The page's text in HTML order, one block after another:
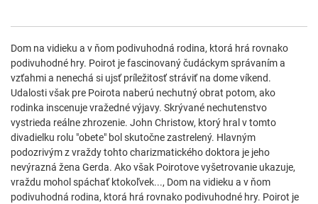
Dom na vidieku a v ňom podivuhodná rodina, ktorá hrá rovnako
podivuhodné hry. Poirot je fascinovaný čudáckym správaním a
vzťahmi a nenechá si ujsť príležitosť stráviť na dome víkend.
Udalosti však pre Poirota naberú nechutný obrat potom, ako
rodinka inscenuje vražedné výjavy. Skrývané nechutenstvo
vystrieda reálne zhrozenie. John Christow, ktorý hral v tomto
divadielku rolu "obete" bol skutočne zastrelený. Hlavným
podozrivým z vraždy tohto charizmatického doktora je jeho
nevýrazná žena Gerda. Ako však Poirotove vyšetrovanie ukazuje,
vraždu mohol spáchať ktokoľvek..., Dom na vidieku a v ňom
podivuhodná rodina, ktorá hrá rovnako podivuhodné hry. Poirot je